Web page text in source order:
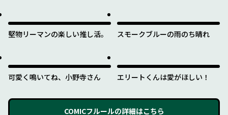
堅物リーマンの楽しい推し活。 スモークブルーの雨のち晴れ
可愛く鳴いてね、小野寺さん エリートくんは愛がほしい！
COMICフルールの詳細はこちら